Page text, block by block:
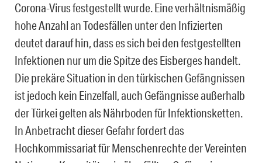
Corona-Virus festgestellt wurde. Eine verhältnismäßig
hohe Anzahl an Todesfällen unter den Infizierten
deutet darauf hin, dass es sich bei den festgestellten
Infektionen nur um die Spitze des Eisberges handelt.
Die prekäre Situation in den türkischen Gefängnissen
ist jedoch kein Einzelfall, auch Gefängnisse außerhalb
der Türkei gelten als Nährboden für Infektionsketten.
In Anbetracht dieser Gefahr fordert das
Hochkommissariat für Menschenrechte der Vereinten